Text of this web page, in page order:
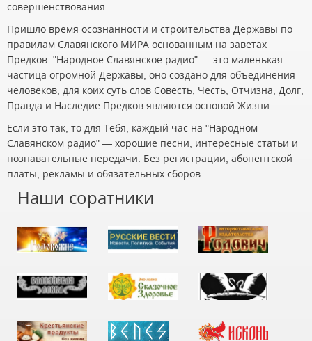
совершенствования.
Пришло время осознанности и строительства Державы по
правилам Славянского МИРА основанным на заветах
Предков. "Народное Славянское радио" — это маленькая
частица огромной Державы, оно создано для объединения
человеков, для коих суть слов Совесть, Честь, Отчизна, Долг,
Правда и Наследие Предков являются основой Жизни.
Если это так, то для Тебя, каждый час на "Народном
Славянском радио" — хорошие песни, интересные статьи и
познавательные передачи. Без регистрации, абонентской
платы, рекламы и обязательных сборов.
Наши соратники